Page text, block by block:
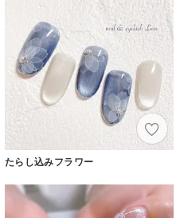
たらし込みフラワー